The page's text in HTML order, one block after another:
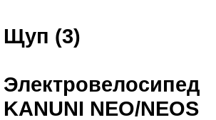
Щуп (3)
Электровелосипед
KANUNI NEO/NEOS